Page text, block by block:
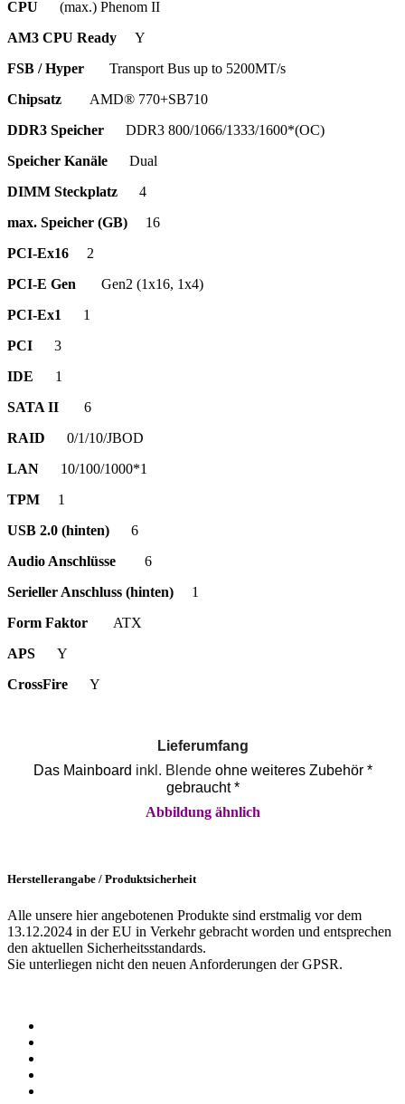
CPU (max.) Phenom II
AM3 CPU Ready Y
FSB / Hyper
Transport Bus up to 5200MT/s
Chipsatz
AMD® 770+SB710
DDR3 Speicher DDR3 800/1066/1333/1600*(OC)
Speicher Kanäle Dual
DIMM Steckplatz 4
max. Speicher (GB) 16
PCI-Ex16 2
PCI-E Gen
Gen2 (1x16, 1x4)
PCI-Ex1 1
PCI 3
IDE 1
SATA II 6
RAID 0/1/10/JBOD
LAN 10/100/1000*1
TPM 1
USB 2.0 (hinten)
6
Audio Anschlüsse
6
Serieller Anschluss (hinten)
1
Form Faktor ATX
APS Y
CrossFire Y
Lieferumfang
Das Mainboard inkl. Blende ohne weiteres Zubehör *
gebraucht *
Abbildung ähnlich
Herstellerangabe / Produktsicherheit
Alle unsere hier angebotenen Produkte sind erstmalig vor dem
13.12.2024 in der EU in Verkehr gebracht worden und entsprechen
den aktuellen Sicherheitsstandards.
Sie unterliegen nicht den neuen Anforderungen der GPSR.